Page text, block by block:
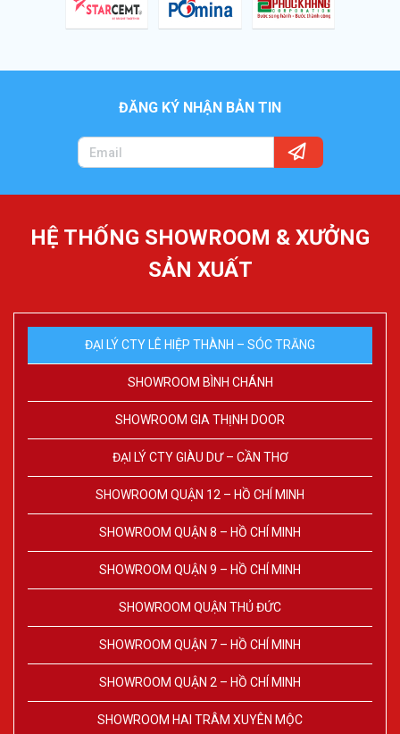
ĐĂNG KÝ NHẬN BẢN TIN
HỆ THỐNG SHOWROOM & XƯỞNG
SẢN XUẤT
ĐẠI LÝ CTY LÊ HIỆP THÀNH – SÓC TRĂNG
SHOWROOM BÌNH CHÁNH
SHOWROOM GIA THỊNH DOOR
ĐẠI LÝ CTY GIÀU DƯ – CẦN THƠ
SHOWROOM QUẬN 12 – HỒ CHÍ MINH
SHOWROOM QUẬN 8 – HỒ CHÍ MINH
SHOWROOM QUẬN 9 – HỒ CHÍ MINH
SHOWROOM QUẬN THỦ ĐỨC
SHOWROOM QUẬN 7 – HỒ CHÍ MINH
SHOWROOM QUẬN 2 – HỒ CHÍ MINH
SHOWROOM HAI TRÂM XUYÊN MỘC